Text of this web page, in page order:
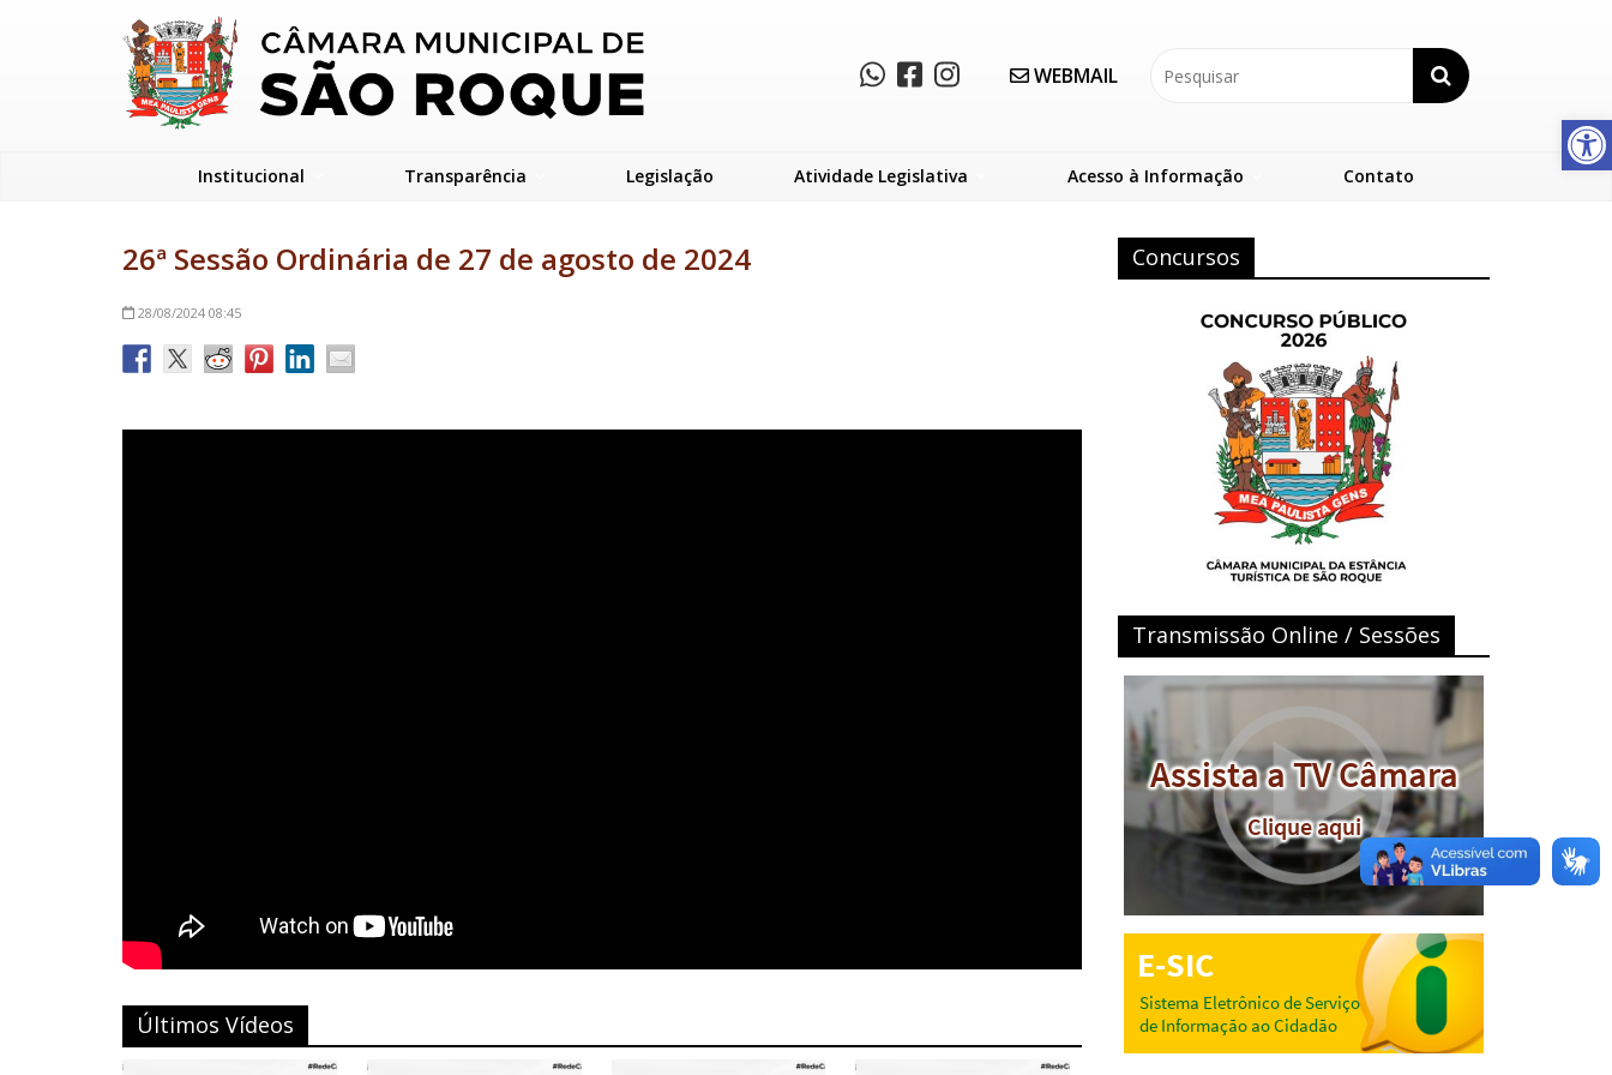
Abrir a barra de ferramentas
WEBMAIL
Institucional Transparência Legislação Atividade Legislativa Acesso à Informação Contato
26ª Sessão Ordinária de 27 de agosto de 2024
28/08/202408:45
Últimos Vídeos
Concursos
Transmissão Online / Sessões